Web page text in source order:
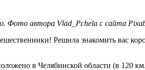
Фото автора Vlad_Pchela с сайта
Решила знакомить вас
в Челябинской области (в 120